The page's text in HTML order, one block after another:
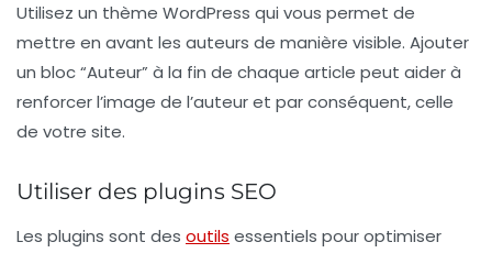
Utilisez un thème WordPress qui vous permet de
mettre en avant les auteurs de manière visible. Ajouter
un bloc “Auteur” à la fin de chaque article peut aider à
renforcer l’image de l’auteur et par conséquent, celle
de votre site.
Utiliser des plugins SEO
Les plugins sont des outils essentiels pour optimiser